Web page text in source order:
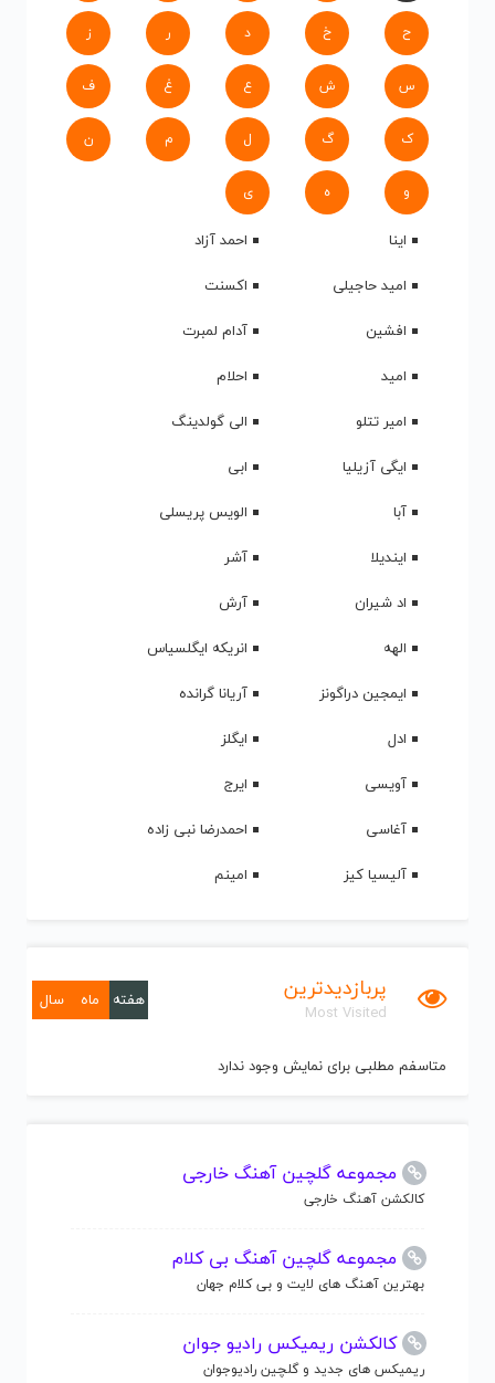
ح خ د ر ز
س ش ع غ ف
ک گ ل م ن
و ه ی
اینا
احمد آزاد
امید حاجیلی
اکسنت
افشین
آدام لمبرت
امید
احلام
امیر تتلو
الی گولدینگ
ایگی آزیلیا
ابی
آبا
الویس پریسلی
ایندیلا
آشر
اد شیران
آرش
الهه
انریکه ایگلسیاس
ایمجین دراگونز
آریانا گرانده
ادل
ایگلز
آویسی
ایرج
آغاسی
احمدرضا نبی زاده
آلیسیا کیز
امینم
پربازدیدترین
Most Visited
هفته ماه سال
متاسفم مطلبی برای نمایش وجود ندارد
مجموعه گلچین آهنگ خارجی
کالکشن آهنگ خارجی
مجموعه گلچین آهنگ بی کلام
بهترین آهنگ های لایت و بی کلام جهان
کالکشن ریمیکس رادیو جوان
ریمیکس های جدید و گلچین رادیوجوان